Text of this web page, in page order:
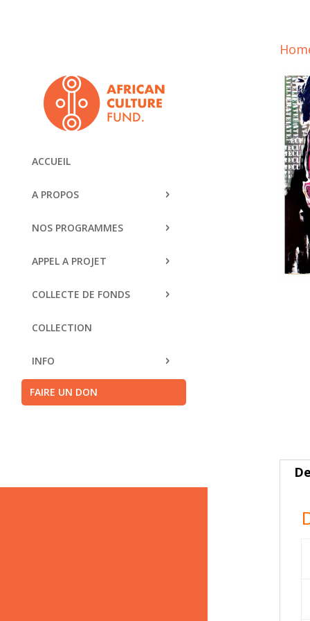
ACCUEIL
A PROPOS
NOS PROGRAMMES
APPEL A PROJET
COLLECTE DE FONDS
COLLECTION
INFO
FAIRE UN DON